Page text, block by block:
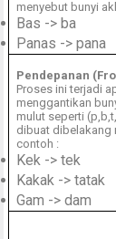
menyebut bunyi
Bas -> ba
Panas -> pana
Pendepanan
Proses ini terjadi
menggantikan
mulut seperti
dibuat dibelakang
contoh :
Kek -> tek
Kakak -> tatak
Gam -> dam